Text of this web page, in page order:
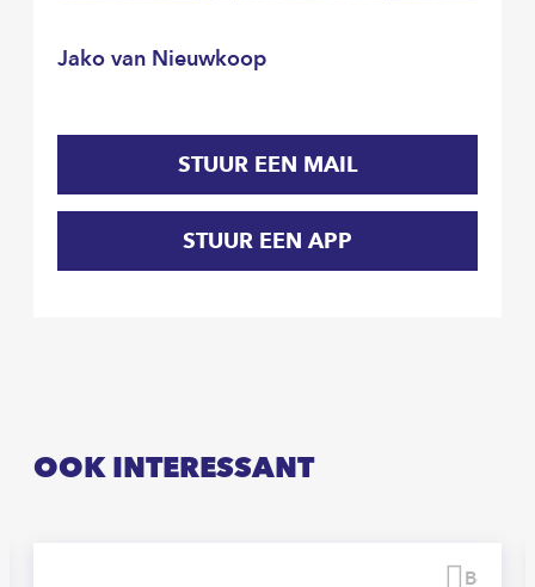
Jako van Nieuwkoop
STUUR EEN MAIL
STUUR EEN APP
OOK INTERESSANT